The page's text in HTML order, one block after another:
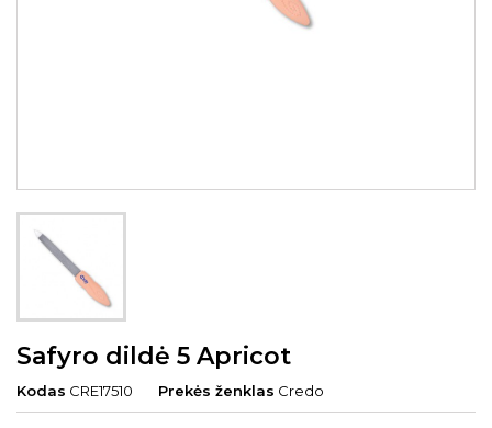
Safyro dildė 5 Apricot
Kodas CRE17510 Prekės ženklas Credo